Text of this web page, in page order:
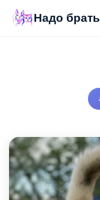
Надо брать